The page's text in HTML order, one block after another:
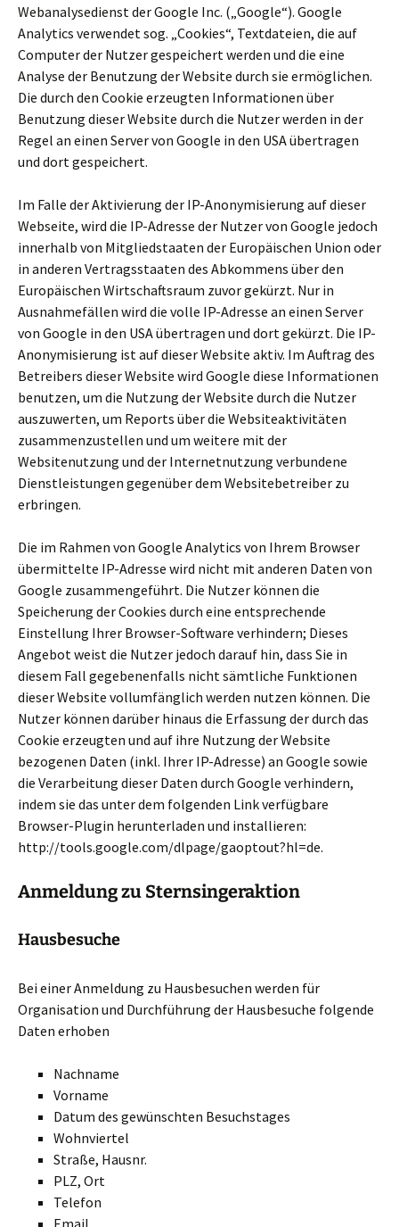
Webanalysedienst der Google Inc. („Google“). Google
Analytics verwendet sog. „Cookies“, Textdateien, die auf
Computer der Nutzer gespeichert werden und die eine
Analyse der Benutzung der Website durch sie ermöglichen.
Die durch den Cookie erzeugten Informationen über
Benutzung dieser Website durch die Nutzer werden in der
Regel an einen Server von Google in den USA übertragen
und dort gespeichert.
Im Falle der Aktivierung der IP-Anonymisierung auf dieser
Webseite, wird die IP-Adresse der Nutzer von Google jedoch
innerhalb von Mitgliedstaaten der Europäischen Union oder
in anderen Vertragsstaaten des Abkommens über den
Europäischen Wirtschaftsraum zuvor gekürzt. Nur in
Ausnahmefällen wird die volle IP-Adresse an einen Server
von Google in den USA übertragen und dort gekürzt. Die IP-
Anonymisierung ist auf dieser Website aktiv. Im Auftrag des
Betreibers dieser Website wird Google diese Informationen
benutzen, um die Nutzung der Website durch die Nutzer
auszuwerten, um Reports über die Websiteaktivitäten
zusammenzustellen und um weitere mit der
Websitenutzung und der Internetnutzung verbundene
Dienstleistungen gegenüber dem Websitebetreiber zu
erbringen.
Die im Rahmen von Google Analytics von Ihrem Browser
übermittelte IP-Adresse wird nicht mit anderen Daten von
Google zusammengeführt. Die Nutzer können die
Speicherung der Cookies durch eine entsprechende
Einstellung Ihrer Browser-Software verhindern; Dieses
Angebot weist die Nutzer jedoch darauf hin, dass Sie in
diesem Fall gegebenenfalls nicht sämtliche Funktionen
dieser Website vollumfänglich werden nutzen können. Die
Nutzer können darüber hinaus die Erfassung der durch das
Cookie erzeugten und auf ihre Nutzung der Website
bezogenen Daten (inkl. Ihrer IP-Adresse) an Google sowie
die Verarbeitung dieser Daten durch Google verhindern,
indem sie das unter dem folgenden Link verfügbare
Browser-Plugin herunterladen und installieren:
http://tools.google.com/dlpage/gaoptout?hl=de.
Anmeldung zu Sternsingeraktion
Hausbesuche
Bei einer Anmeldung zu Hausbesuchen werden für
Organisation und Durchführung der Hausbesuche folgende
Daten erhoben
Nachname
Vorname
Datum des gewünschten Besuchstages
Wohnviertel
Straße, Hausnr.
PLZ, Ort
Telefon
Email